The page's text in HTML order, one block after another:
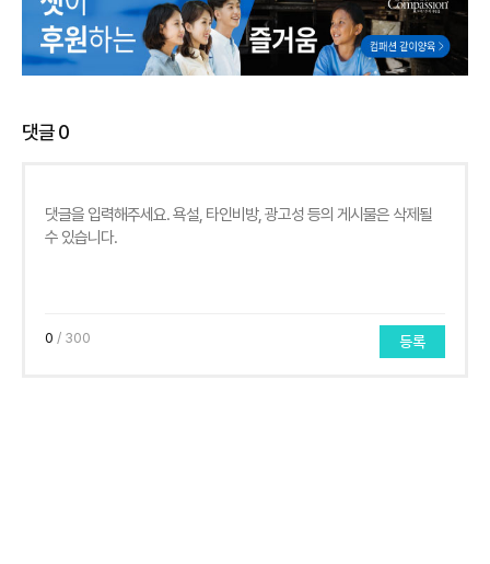
댓글0
0 / 300 등록